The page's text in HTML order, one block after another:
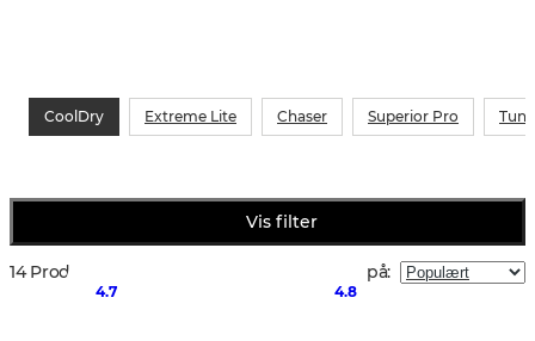
CoolDry Extreme Lite Chaser Superior Pro
Vis filter
14 Produkter Sorter på:
4.7 4.8